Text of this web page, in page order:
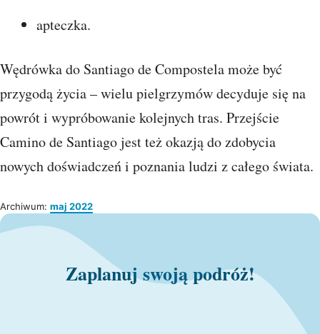
apteczka.
Wędrówka do Santiago de Compostela może być
przygodą życia – wielu pielgrzymów decyduje się na
powrót i wypróbowanie kolejnych tras. Przejście
Camino de Santiago jest też okazją do zdobycia
nowych doświadczeń i poznania ludzi z całego świata.
Archiwum: maj 2022
Zaplanuj swoją podróż!